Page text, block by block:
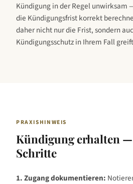
Kündigung in der Regel unwirksam
die Kündigungsfrist korrekt
daher nicht nur die Frist, sondern
Kündigungsschutz in Ihrem Fall
PRAXISHINWEIS
Kündigung erhalten —
Schritte
1. Zugang dokumentieren: